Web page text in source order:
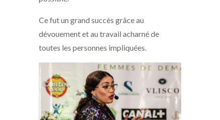
Ce fut un grand succès grâce au
dévouement et au travail acharné de
toutes les personnes impliquées.